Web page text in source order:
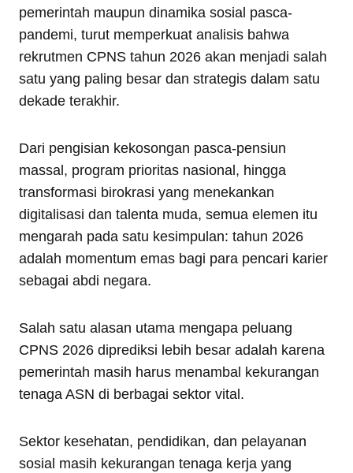
pemerintah maupun dinamika sosial pasca-
pandemi, turut memperkuat analisis bahwa
rekrutmen CPNS tahun 2026 akan menjadi salah
satu yang paling besar dan strategis dalam satu
dekade terakhir.
Dari pengisian kekosongan pasca-pensiun
massal, program prioritas nasional, hingga
transformasi birokrasi yang menekankan
digitalisasi dan talenta muda, semua elemen itu
mengarah pada satu kesimpulan: tahun 2026
adalah momentum emas bagi para pencari karier
sebagai abdi negara.
Salah satu alasan utama mengapa peluang
CPNS 2026 diprediksi lebih besar adalah karena
pemerintah masih harus menambal kekurangan
tenaga ASN di berbagai sektor vital.
Sektor kesehatan, pendidikan, dan pelayanan
sosial masih kekurangan tenaga kerja yang